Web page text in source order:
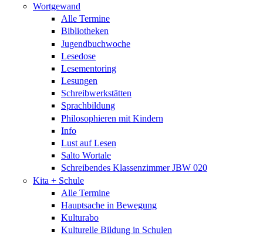
Wortgewand
Alle Termine
Bibliotheken
Jugendbuchwoche
Lesedose
Lesementoring
Lesungen
Schreibwerkstätten
Sprachbildung
Philosophieren mit Kindern
Info
Lust auf Lesen
Salto Wortale
Schreibendes Klassenzimmer JBW 020
Kita + Schule
Alle Termine
Hauptsache in Bewegung
Kulturabo
Kulturelle Bildung in Schulen